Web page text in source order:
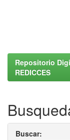
Repositorio
REDICCES
Buscar: